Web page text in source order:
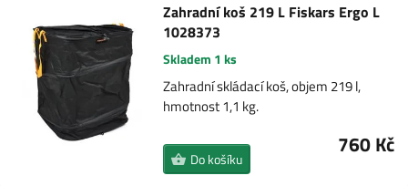
Zahradní koš 219 L Fiskars Ergo L
1028373
Skladem 1 ks
Zahradní skládací koš, objem 219 l,
hmotnost 1,1 kg.
760 Kč
Do košíku